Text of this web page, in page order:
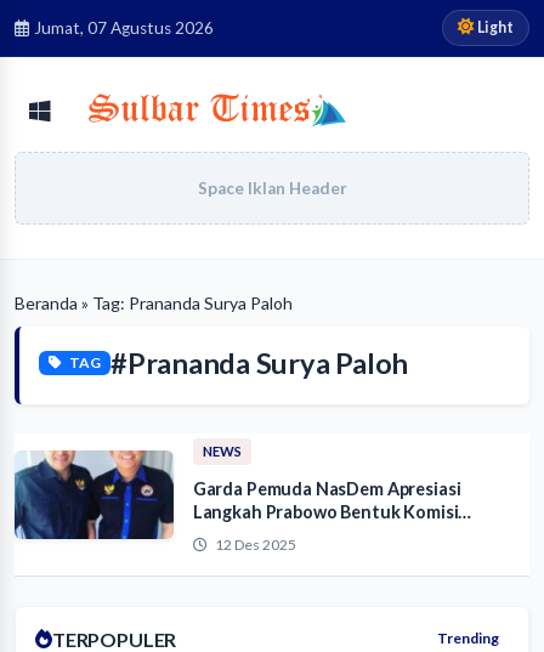
Jumat, 07 Agustus 2026 Light
Space Iklan Header
Beranda » Tag: Prananda Surya Paloh
TAG #Prananda Surya Paloh
NEWS
Garda Pemuda NasDem Apresiasi
Langkah Prabowo Bentuk Komisi
Reformasi Polri
12 Des 2025
TERPOPULER Trending